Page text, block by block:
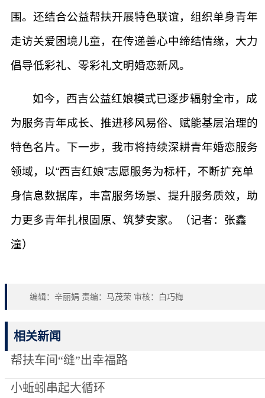
围。还结合公益帮扶开展特色联谊，组织单身青年
走访关爱困境儿童，在传递善心中缔结情缘，大力
倡导低彩礼、零彩礼文明婚恋新风。
如今，西吉公益红娘模式已逐步辐射全市，成
为服务青年成长、推进移风易俗、赋能基层治理的
特色名片。下一步，我市将持续深耕青年婚恋服务
领域，以“西吉红娘”志愿服务为标杆，不断扩充单
身信息数据库，丰富服务场景、提升服务质效，助
力更多青年扎根固原、筑梦安家。（记者：张鑫
潼）
编辑：辛丽娟 责编：马茂荣 审核：白巧梅
相关新闻
帮扶车间“缝”出幸福路
小蚯蚓串起大循环